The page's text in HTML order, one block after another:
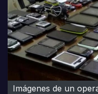
Imágenes de un